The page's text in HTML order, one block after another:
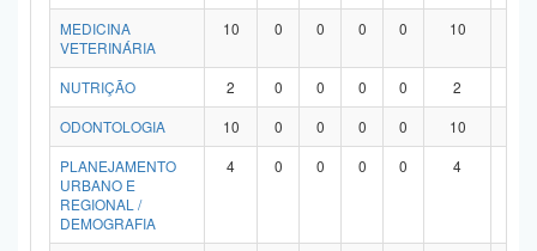
MEDICINA
VETERINÁRIA
10 0 0 0 0 10
NUTRIÇÃO 2 0 0 0 0 2
ODONTOLOGIA
10 0 0 0 0 10
PLANEJAMENTO
URBANO E
REGIONAL /
DEMOGRAFIA
4 0 0 0 0 4